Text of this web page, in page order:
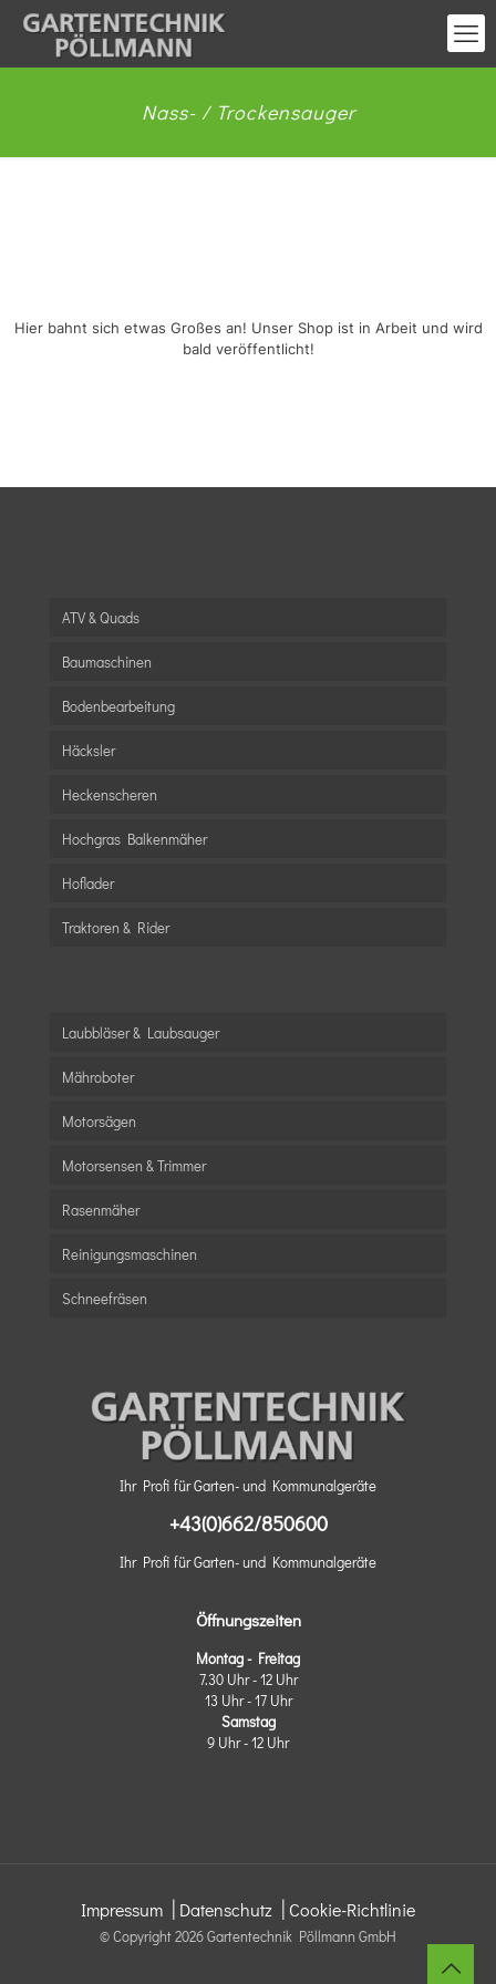
Nass- / Trockensauger
Hier bahnt sich etwas Großes an! Unser Shop ist in Arbeit und wird
bald veröffentlicht!
ATV & Quads
Baumaschinen
Bodenbearbeitung
Häcksler
Heckenscheren
Hochgras Balkenmäher
Hoflader
Traktoren & Rider
Laubbläser & Laubsauger
Mähroboter
Motorsägen
Motorsensen & Trimmer
Rasenmäher
Reinigungsmaschinen
Schneefräsen
Ihr Profi für Garten- und Kommunalgeräte
+43(0)662/850600
Ihr Profi für Garten- und Kommunalgeräte
Öffnungszeiten
Montag - Freitag
7.30 Uhr - 12 Uhr
13 Uhr - 17 Uhr
Samstag
9 Uhr - 12 Uhr
Impressum | Datenschutz | Cookie-Richtlinie
© Copyright2026 Gartentechnik Pöllmann GmbH